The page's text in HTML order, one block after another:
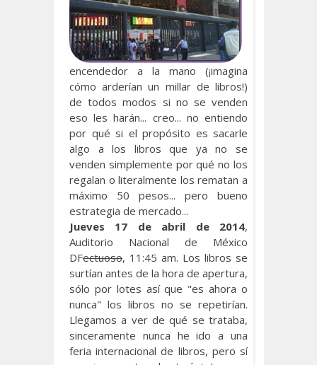
encendedor a la mano (¡imagina
cómo arderían un millar de libros!)
de todos modos si no se venden
eso les harán... creo... no entiendo
por qué si el propósito es sacarle
algo a los libros que ya no se
venden simplemente por qué no los
regalan o literalmente los rematan a
máximo 50 pesos... pero bueno
estrategia de mercado...
Jueves 17 de abril de 2014,
Auditorio Nacional de México
DFectuoso, 11:45 am. Los libros se
surtían antes de la hora de apertura,
sólo por lotes así que "es ahora o
nunca" los libros no se repetirían.
Llegamos a ver de qué se trataba,
sinceramente nunca he ido a una
feria internacional de libros, pero sí